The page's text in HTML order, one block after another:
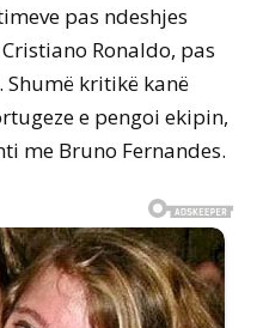
pas ndeshjes
Ronaldo, pas
Shumë kritikë kanë
e pengoi ekipin,
me Bruno Fernandes.